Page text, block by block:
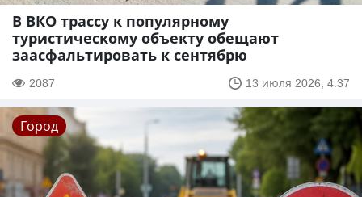
В ВКО трассу к популярному
туристическому объекту обещают
заасфальтировать к сентябрю
2087 13 июля 2026, 4:37
Город